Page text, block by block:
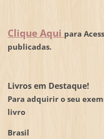
Clique Aqui para
publicadas.
Livros em Destaque!
Para adquirir o seu
livro
Brasil